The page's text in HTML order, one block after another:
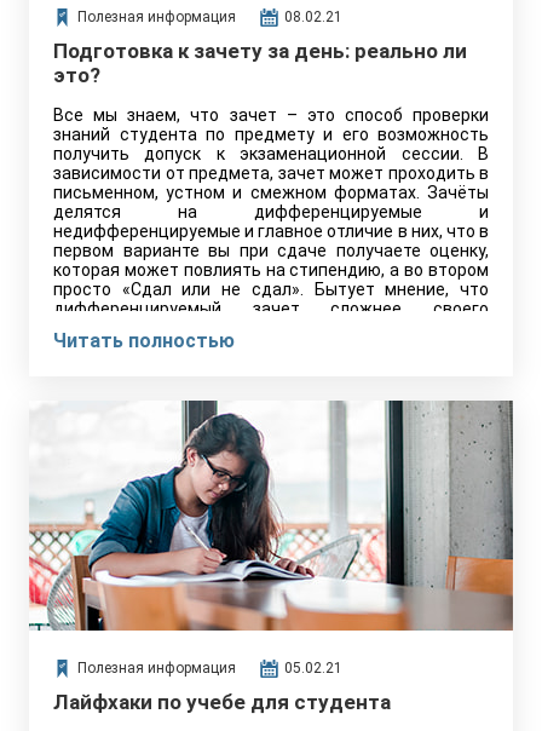
Полезная информация 08.02.21
Подготовка к зачету за день: реально ли
это?
Все мы знаем, что зачет – это способ проверки
знаний студента по предмету и его возможность
получить допуск к экзаменационной сессии. В
зависимости от предмета, зачет может проходить в
письменном, устном и смежном форматах. Зачёты
делятся на дифференцируемые и
недифференцируемые и главное отличие в них, что в
первом варианте вы при сдаче получаете оценку,
которая может повлиять на стипендию, а во втором
просто «Сдал или не сдал». Бытует мнение, что
дифференцируемый зачет сложнее своего
всё довольно условно. Зачёт по высшей математике
Читать полностью
Полезная информация 05.02.21
Лайфхаки по учебе для студента